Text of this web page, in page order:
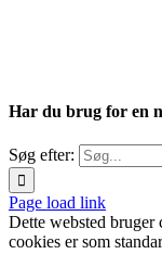
Har du brug for en
Søg efter:
Page load link
Dette websted bruger
cookies er som